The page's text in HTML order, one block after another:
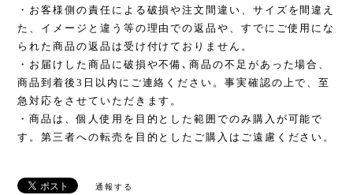
・お客様側の責任による破損や注文間違い、サイズを間違え
た、イメージと違う等の理由での返品や、すでにご使用にな
られた商品の返品は受け付けておりません。
・お届けした商品に破損や不備､商品の不足があった場合、
商品到着後3日以内にご連絡ください。事実確認の上で、至
急対応をさせていただきます。
・商品は、個人使用を目的とした範囲でのみ購入が可能で
す。第三者への転売を目的としたご購入はご遠慮ください。
通報する